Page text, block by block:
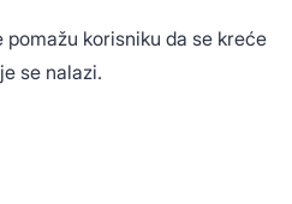
korisniku da se kreće
se nalazi.